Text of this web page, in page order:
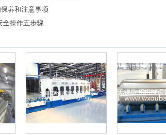
养和注意事项
全操作五步骤